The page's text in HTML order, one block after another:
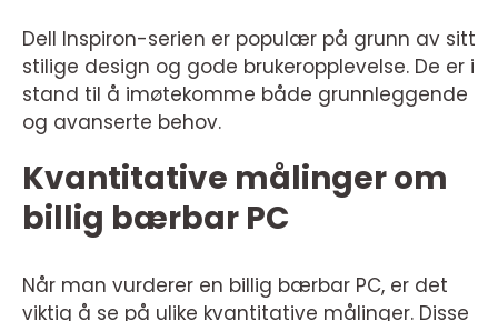
Dell Inspiron-serien er populær på grunn av sitt
stilige design og gode brukeropplevelse. De er i
stand til å imøtekomme både grunnleggende
og avanserte behov.
Kvantitative målinger om
billig bærbar PC
Når man vurderer en billig bærbar PC, er det
viktig å se på ulike kvantitative målinger. Disse